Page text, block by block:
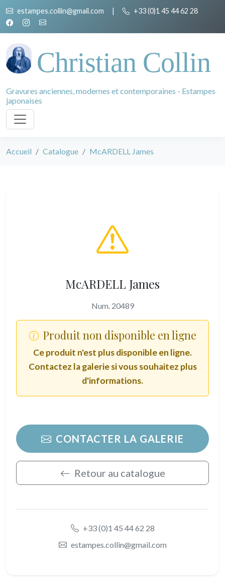
estampes.collin@gmail.com | +33 (0)1 45 44 62 28
Christian Collin
Gravures anciennes, modernes et contemporaines - Estampes
japonaises
Accueil Catalogue McARDELL James
McARDELL James
Num. 20489
Produit non disponible en ligne
Ce produit n'est plus disponible en ligne.
Contactez la galerie si vous souhaitez plus
d'informations.
CONTACTER LA GALERIE
Retour au catalogue
+33 (0)1 45 44 62 28
estampes.collin@gmail.com